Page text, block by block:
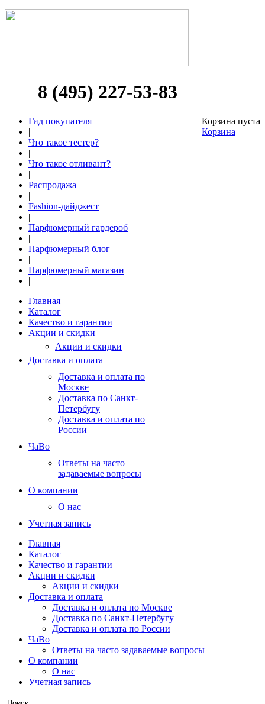
8 (495) 227-53-83
Корзина пуста
Корзина
Гид покупателя
|
Что такое тестер?
|
Что такое отливант?
|
Распродажа
|
Fashion-дайджест
|
Парфюмерный гардероб
|
Парфюмерный блог
|
Парфюмерный магазин
|
Главная
Каталог
Качество и гарантии
Акции и скидки
Акции и скидки
Доставка и оплата
Доставка и оплата по
Москве
Доставка по Санкт-
Петербугу
Доставка и оплата по
России
ЧаВо
Ответы на часто
задаваемые вопросы
О компании
О нас
Учетная запись
Главная
Каталог
Качество и гарантии
Акции и скидки
Акции и скидки
Доставка и оплата
Доставка и оплата по Москве
Доставка по Санкт-Петербугу
Доставка и оплата по России
ЧаВо
Ответы на часто задаваемые вопросы
О компании
О нас
Учетная запись